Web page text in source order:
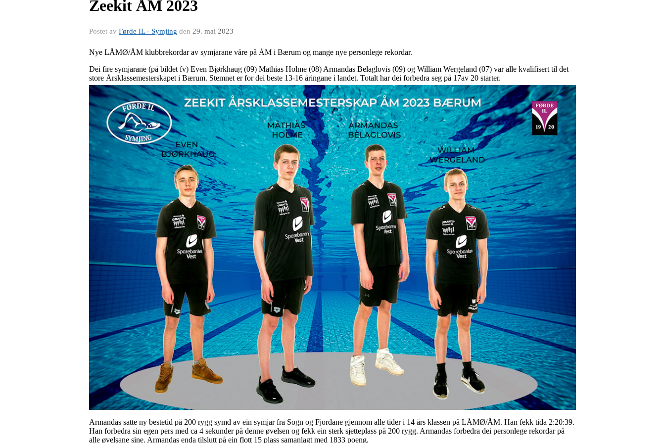
Zeekit ÅM 2023
Postet av Førde IL - Symjing den 29. mai 2023
Nye LÅMØ/ÅM klubbrekordar av symjarane våre på ÅM i Bærum og mange nye personlege rekordar.
Dei fire symjarane (på bildet fv) Even Bjørkhaug (09) Mathias Holme (08) Armandas Belaglovis (09) og William Wergeland (07) var alle kvalifisert til det
store Årsklassemesterskapet i Bærum. Stemnet er for dei beste 13-16 åringane i landet. Totalt har dei forbedra seg på 17av 20 starter.
Armandas satte ny bestetid på 200 rygg symd av ein symjar fra Sogn og Fjordane gjennom alle tider i 14 års klassen på LÅMØ/ÅM. Han fekk tida 2:20:39.
Han forbedra sin egen pers med ca 4 sekunder på denne øvelsen og fekk ein sterk sjetteplass på 200 rygg. Armandas forbedra dei personlege rekordar på
alle øvelsane sine. Armandas enda tilslutt på ein flott 15 plass samanlagt med 1833 poeng.